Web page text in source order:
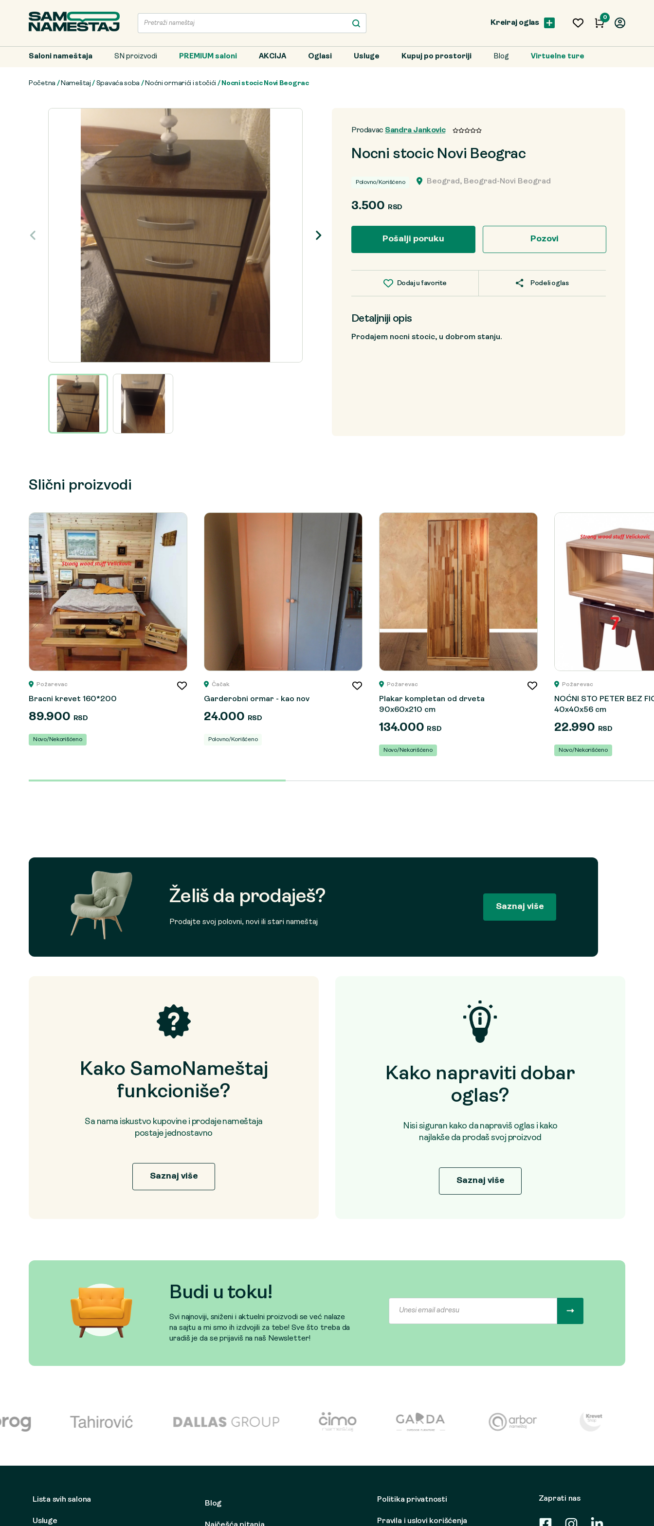
0
Kreiraj oglas
Saloni nameštaja SN proizvodi PREMIUM saloni AKCIJA Oglasi Usluge Kupuj po prostoriji Blog Virtuelne ture
Početna / Nameštaj / Spavaća soba / Noćni ormarići i stočići / Nocni stocic Novi Beograc
Dodaj u favorite Podeli oglas
Nocni stocic Novi Beograc
Polovno/Korišćeno
3.500 RSD
Prodavac Sandra Jankovic
Beograd, Beograd-Novi Beograd
Pošalji poruku Pozovi
Detaljniji opis
Prodajem nocni stocic, u dobrom stanju.
Slični proizvodi
Požarevac
Bracni krevet 160*200
89.900 RSD
Novo/Nekorišćeno
Čačak
Garderobni ormar - kao nov
24.000 RSD
Polovno/Korišćeno
Požarevac
Plakar kompletan od drveta
90x60x210 cm
134.000 RSD
Novo/Nekorišćeno
Požarevac
NOĆNI STO PETER BEZ
40x40x56 cm
22.990 RSD
Novo/Nekorišćeno
Želiš da prodaješ?
Prodajte svoj polovni, novi ili stari nameštaj
Saznaj više
Kako SamoNameštaj
funkcioniše?
Sa nama iskustvo kupovine i prodaje nameštaja
postaje jednostavno
Saznaj više
Kako napraviti dobar
oglas?
Nisi siguran kako da napraviš oglas i kako
najlakše da prodaš svoj proizvod
Saznaj više
Budi u toku!
Svi najnoviji, sniženi i aktuelni proizvodi se već nalaze
na sajtu a mi smo ih izdvojili za tebe! Sve što treba da
uradiš je da se prijaviš na naš Newsletter!
Lista svih salona
Usluge
Blog Politika privatnosti
Pravila i uslovi korišćenja
Zaprati nas